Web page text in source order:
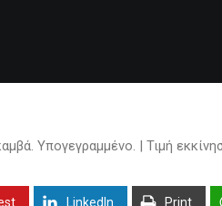
Υπογεγραμμένο. | Τιμή
LinkedIn Print